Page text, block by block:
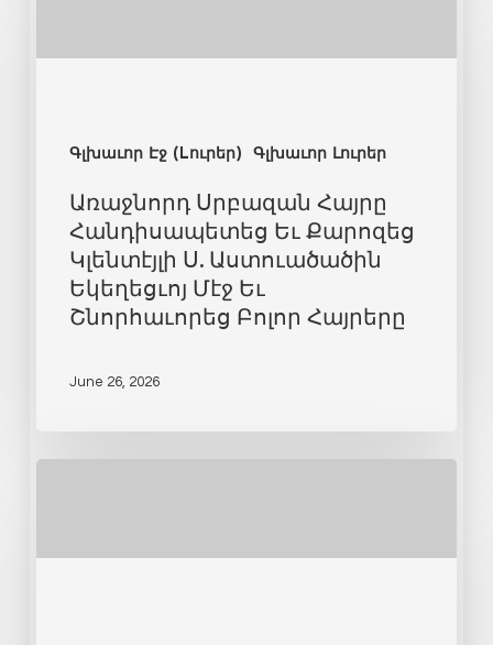
Գլխաւոր Էջ (Lուրեր) Գլխաւոր Լուրեր
Առաջնորդ Սրբազան Հայրը
Հանդիսապետեց Եւ Քարոզեց
Կլենտէյլի Ս. Աստուածածին
Եկեղեցւոյ Մէջ Եւ
Շնորհաւորեց Բոլոր Հայրերը
June 26, 2026